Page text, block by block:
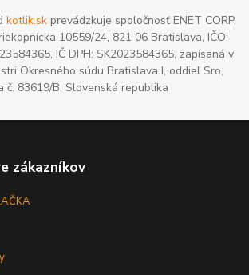
kotlik.skprevádzkuje spoločnosť ENET CORP,
10559/24, 821 06 Bratislava, IČO:
IČ DPH: SK2023584365, zapísaná v
Okresného súdu Bratislava I, oddiel Sro,
č. 83619/B, Slovenská republika
zákazníkov